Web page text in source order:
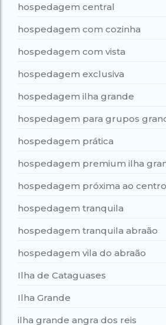
hospedagem central
hospedagem com cozinha
hospedagem com vista
hospedagem exclusiva
hospedagem ilha grande
hospedagem para grupos
hospedagem prática
hospedagem premium ilha
hospedagem próxima ao
hospedagem tranquila
hospedagem tranquila abraão
hospedagem vila do abraão
Ilha de Cataguases
Ilha Grande
ilha grande angra dos reis